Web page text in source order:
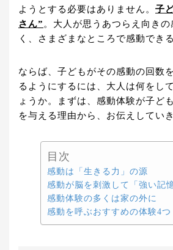
ようとする必要はありません。 子
さん” 。大人が思うあつらえ向き
く、さまざまなところで感動でき
ならば、子どもがその感動の回数
るようにするには、大人は何をし
ょうか。まずは、感動体験が子ど
を与える理由から、お伝えしていき
目次
感動は「生きる力」の源
感動が脳を刺激して「強い記
感動体験の多くは家の外に
感動を呼ぶおすすめの体験4つ